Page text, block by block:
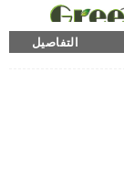
التفاصيل